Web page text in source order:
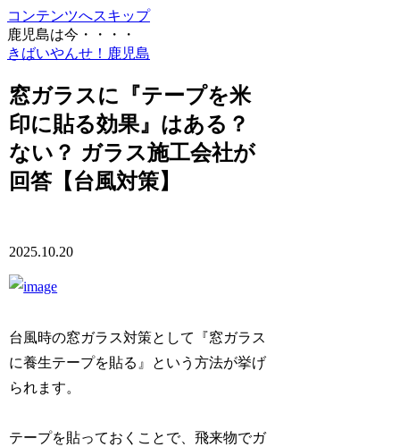
コンテンツへスキップ
鹿児島は今・・・・
きばいやんせ！鹿児島
窓ガラスに『テープを米
印に貼る効果』はある？
ない？ ガラス施工会社が
回答【台風対策】
2025.10.20
台風時の窓ガラス対策として『窓ガラス
に養生テープを貼る』という方法が挙げ
られます。
テープを貼っておくことで、飛来物でガ